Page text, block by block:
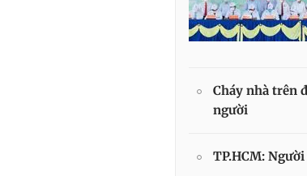
Cháy nhà trên
người
TP.HCM: